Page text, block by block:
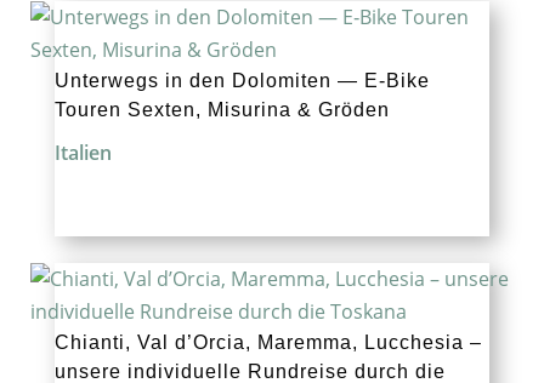
Unterwegs in den Dolomiten — E‑Bike
Touren Sexten, Misurina & Gröden
Italien
Chianti, Val d’Orcia, Maremma, Lucchesia –
unsere individuelle Rundreise durch die